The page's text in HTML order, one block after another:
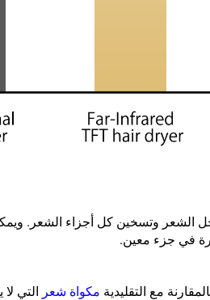
الشعر وتسخين كل أجزاء الشعر.
في جزء معين.
مع التقليدية مكواة شعر التي